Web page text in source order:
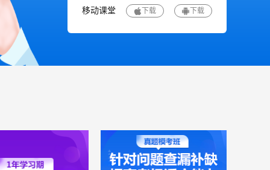
移动课堂 下载 下载